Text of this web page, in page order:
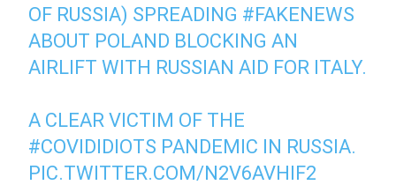
OF RUSSIA) SPREADING #FAKENEWS
ABOUT POLAND BLOCKING AN
AIRLIFT WITH RUSSIAN AID FOR ITALY.
A CLEAR VICTIM OF THE
#COVIDIDIOTS PANDEMIC IN RUSSIA.
PIC.TWITTER.COM/N2V6AVHIF2